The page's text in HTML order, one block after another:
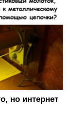
но интернет